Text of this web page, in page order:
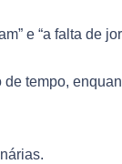
e “a falta de
tempo,